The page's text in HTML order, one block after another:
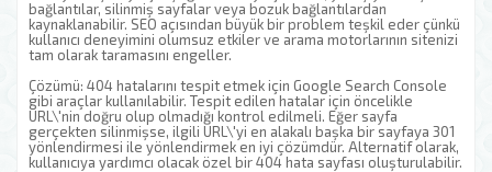
bağlantılar, silinmiş sayfalar veya bozuk bağlantılardan
kaynaklanabilir. SEO açısından büyük bir problem teşkil eder çünkü
kullanıcı deneyimini olumsuz etkiler ve arama motorlarının sitenizi
tam olarak taramasını engeller.
Çözümü: 404 hatalarını tespit etmek için Google Search Console
gibi araçlar kullanılabilir. Tespit edilen hatalar için öncelikle
URL\'nin doğru olup olmadığı kontrol edilmeli. Eğer sayfa
gerçekten silinmişse, ilgili URL\'yi en alakalı başka bir sayfaya 301
yönlendirmesi ile yönlendirmek en iyi çözümdür. Alternatif olarak,
kullanıcıya yardımcı olacak özel bir 404 hata sayfası oluşturulabilir.